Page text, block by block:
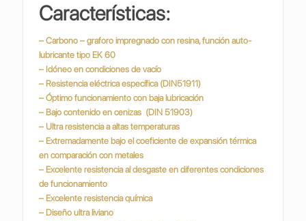
Características:
– Carbono – graforo impregnado con resina, función auto-
lubricante tipo EK 60
– Idóneo en condiciones de vacío
– Resistencia eléctrica específica (DIN51911)
– Óptimo funcionamiento con baja lubricación
– Bajo contenido en cenizas (DIN 51903)
– Ultra resistencia a altas temperaturas
– Extremadamente bajo el coeficiente de expansión térmica
en comparación con metales
– Excelente resistencia al desgaste en diferentes condiciones
de funcionamiento
– Excelente resistencia química
– Diseño ultra liviano